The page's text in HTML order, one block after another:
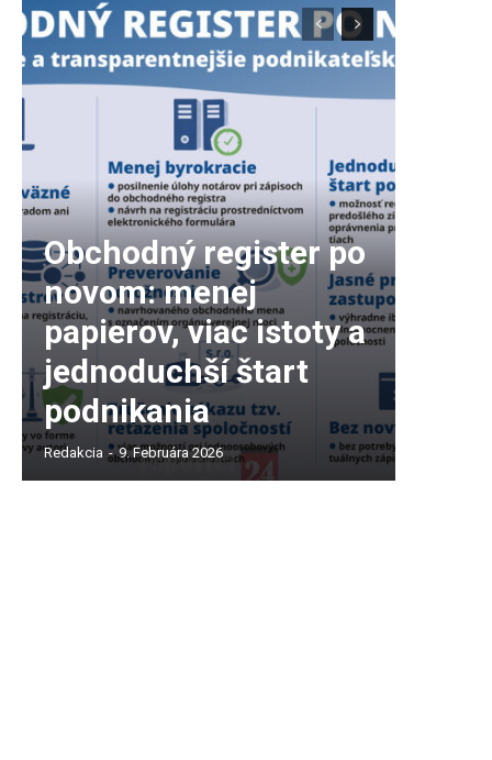
Obchodný register po
novom: menej
papierov, viac istoty a
jednoduchší štart
podnikania
Redakcia - 9. Februára 2026